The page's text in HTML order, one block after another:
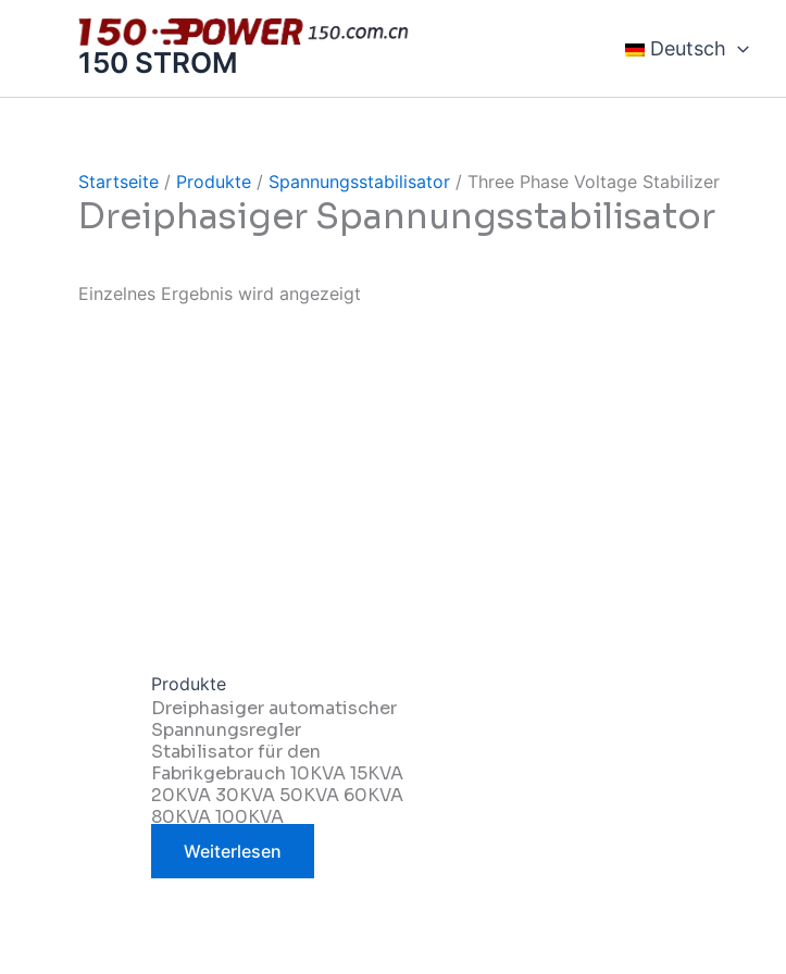
150 STROM Deutsch
Startseite / Produkte / Spannungsstabilisator / Three Phase Voltage Stabilizer
Dreiphasiger Spannungsstabilisator
Einzelnes Ergebnis wird angezeigt
Produkte
Dreiphasiger automatischer
Spannungsregler
Stabilisator für den
Fabrikgebrauch 10KVA 15KVA
20KVA 30KVA 50KVA 60KVA
80KVA 100KVA
Weiterlesen